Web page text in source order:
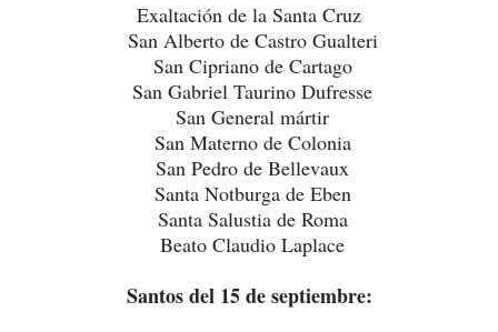
Exaltación de la Santa Cruz
San Alberto de Castro Gualteri
San Cipriano de Cartago
San Gabriel Taurino Dufresse
San General mártir
San Materno de Colonia
San Pedro de Bellevaux
Santa Notburga de Eben
Santa Salustia de Roma
Beato Claudio Laplace
Santos del 15 de septiembre: